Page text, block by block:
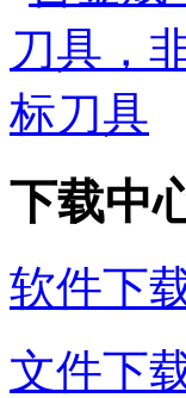
下载中
软件下
文件下